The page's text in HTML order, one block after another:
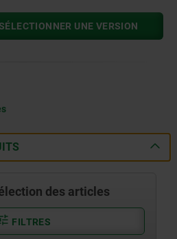
UNE VERSION
des articles
FILTRES